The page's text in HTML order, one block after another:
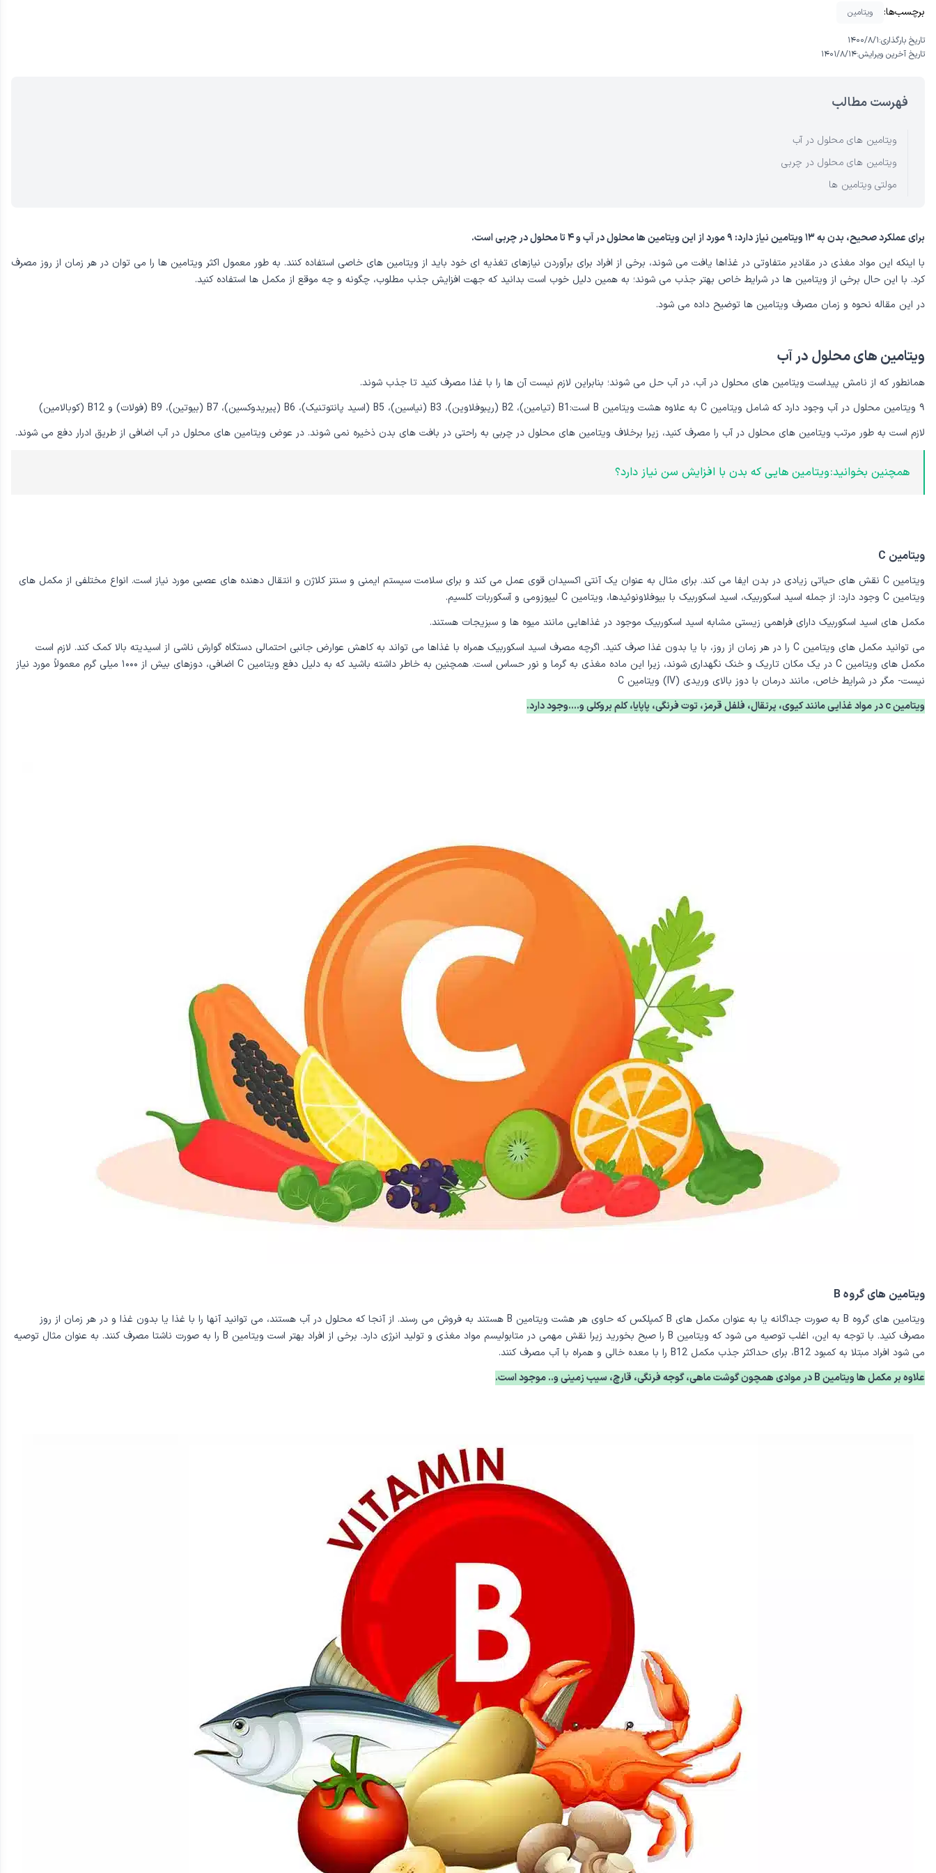
برچسب‌ها: ویتامین
تاریخ بارگذاری:۱۴۰۰/۸/۱
تاریخ آخرین ویرایش:۱۴۰۱/۸/۱۴
فهرست مطالب
ویتامین های محلول در آب
ویتامین های محلول در چربی
مولتی ویتامین ها
برای عملکرد صحیح، بدن به ۱۳ ویتامین نیاز دارد: ۹ مورد از این ویتامین ها محلول در آب و ۴ تا محلول در چربی است.
با اینکه این مواد مغذی در مقادیر متفاوتی در غذاها یافت می شوند، برخی از افراد برای برآوردن نیازهای تغذیه ای خود باید از ویتامین های خاصی استفاده کنند. به طور معمول اکثر ویتامین ها را می توان در هر زمان از روز مصرف
کرد. با این حال برخی از ویتامین ها در شرایط خاص بهتر جذب می شوند؛ به همین دلیل خوب است بدانید که جهت افزایش جذب مطلوب، چگونه و چه موقع از مکمل ها استفاده کنید.
در این مقاله نحوه و زمان مصرف ویتامین ها توضیح داده می شود.
ویتامین های محلول در آب
همانطور که از نامش پیداست ویتامین های محلول در آب، در آب حل می شوند؛ بنابراین لازم نیست آن ها را با غذا مصرف کنید تا جذب شوند.
۹ ویتامین محلول در آب وجود دارد که شامل ویتامین C به علاوه هشت ویتامین B است:B1 (تیامین)، B2 (ریبوفلاوین)، B3 (نیاسین)، B5 (اسید پانتوتنیک)، B6 (پیریدوکسین)، B7 (بیوتین)، B9 (فولات) و B12 (کوبالامین)
لازم است به طور مرتب ویتامین های محلول در آب را مصرف کنید، زیرا برخلاف ویتامین های محلول در چربی به راحتی در بافت های بدن ذخیره نمی شوند. در عوض ویتامین های محلول در آب اضافی از طریق ادرار دفع می شوند.
همچنین بخوانید: ویتامین هایی که بدن با افزایش سن نیاز دارد؟
ویتامین C
ویتامین C نقش های حیاتی زیادی در بدن ایفا می کند. برای مثال به عنوان یک آنتی اکسیدان قوی عمل می کند و برای سلامت سیستم ایمنی و سنتز کلاژن و انتقال دهنده های عصبی مورد نیاز است. انواع مختلفی از مکمل های
ویتامین C وجود دارد: از جمله اسید اسکوربیک، اسید اسکوربیک با بیوفلاونوئیدها، ویتامین C لیپوزومی و آسکوربات کلسیم.
مکمل های اسید اسکوربیک دارای فراهمی زیستی مشابه اسید اسکوربیک موجود در غذاهایی مانند میوه ها و سبزیجات هستند.
می توانید مکمل های ویتامین C را در هر زمان از روز، با یا بدون غذا صرف کنید. اگرچه مصرف اسید اسکوربیک همراه با غذاها می تواند به کاهش عوارض جانبی احتمالی دستگاه گوارش ناشی از اسیدیته بالا کمک کند. لازم است
مکمل های ویتامین C در یک مکان تاریک و خنک نگهداری شوند، زیرا این ماده مغذی به گرما و نور حساس است. همچنین به خاطر داشته باشید که به دلیل دفع ویتامین C اضافی، دوزهای بیش از ۱۰۰۰ میلی گرم معمولاً مورد نیاز
نیست- مگر در شرایط خاص، مانند درمان با دوز بالای وریدی (IV) ویتامین C
ویتامین c در مواد غذایی مانند کیوی، پرتقال، فلفل قرمز، توت فرنگی، پاپایا، کلم بروکلی و....وجود دارد.
ویتامین های گروه B
ویتامین های گروه B به صورت جداگانه یا به عنوان مکمل های B کمپلکس که حاوی هر هشت ویتامین B هستند به فروش می رسند. از آنجا که محلول در آب هستند، می توانید آنها را با غذا یا بدون غذا و در هر زمان از روز
مصرف کنید. با توجه به این، اغلب توصیه می شود که ویتامین B را صبح بخورید زیرا نقش مهمی در متابولیسم مواد مغذی و تولید انرژی دارد. برخی از افراد بهتر است ویتامین B را به صورت ناشتا مصرف کنند. به عنوان مثال توصیه
می شود افراد مبتلا به کمبود B12، برای حداکثر جذب مکمل B12 را با معده خالی و همراه با آب مصرف کنند.
علاوه بر مکمل ها ویتامین B در موادی همچون گوشت ماهی، گوجه فرنگی، قارچ، سیب زمینی و.. موجود است.